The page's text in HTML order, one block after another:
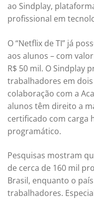
ao Sindplay,
profissional em
O “Netflix de TI” já
aos alunos – com
R$ 50 mil. O Sindplay
trabalhadores em
colaboração com a
alunos têm direito a
certificado com carga
programático.
Pesquisas mostram
de cerca de 160 mil
Brasil, enquanto o
trabalhadores.